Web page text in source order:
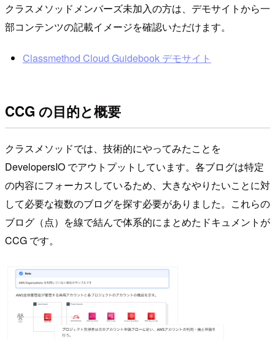
クラスメソッドメンバーズ未加入の方は、デモサイトから一
部コンテンツの記載イメージを確認いただけます。
Classmethod Cloud Guidebook デモサイト
CCG の目的と概要
クラスメソッドでは、技術的にやってみたことを
DevelopersIO でアウトプットしています。各ブログは特定
の内容にフォーカスしているため、大きなやりたいことに対
して必要な複数のブログを探す必要がありました。これらの
ブログ（点）を線で結んで体系的にまとめたドキュメントが
CCG です。